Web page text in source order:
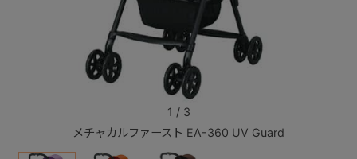
メチャカルファースト EA-360 UV Guard
1 / 3